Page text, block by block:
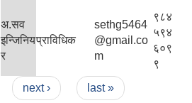
अ.सव
इन्जिनिय
र
प्राविधिक
sethg5464
@gmail.co
m
९८४
५९४
६०९
९
next › last »